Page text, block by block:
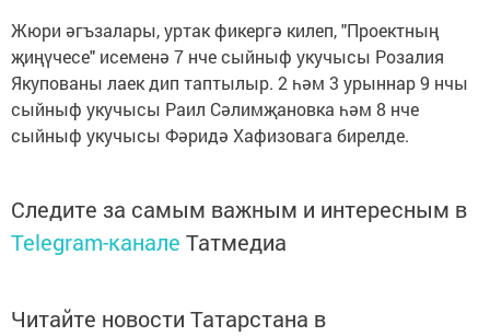
Жюри әгъзалары, уртак фикергә килеп, "Проектның
җиңүчесе" исеменә 7 нче сыйныф укучысы Розалия
Якупованы лаек дип таптылыр. 2 һәм 3 урыннар 9 нчы
сыйныф укучысы Раил Сәлимҗановка һәм 8 нче
сыйныф укучысы Фәридә Хафизовага бирелде.
Следите за самым важным и интересным в
Telegram-канале Татмедиа
Читайте новости Татарстана в